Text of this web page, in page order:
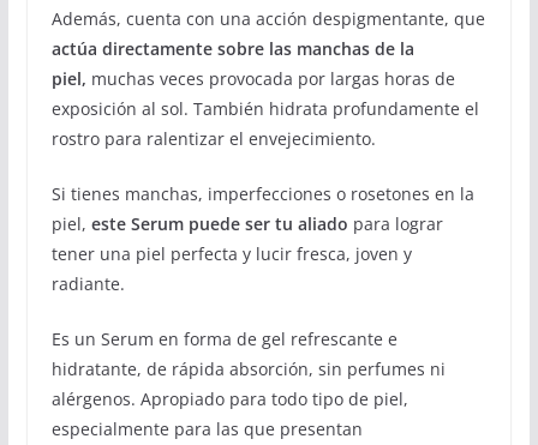
Además, cuenta con una acción despigmentante, que
actúa directamente sobre las manchas de la
piel, muchas veces provocada por largas horas de
exposición al sol. También hidrata profundamente el
rostro para ralentizar el envejecimiento.
Si tienes manchas, imperfecciones o rosetones en la
piel, este Serum puede ser tu aliado para lograr
tener una piel perfecta y lucir fresca, joven y
radiante.
Es un Serum en forma de gel refrescante e
hidratante, de rápida absorción, sin perfumes ni
alérgenos. Apropiado para todo tipo de piel,
especialmente para las que presentan